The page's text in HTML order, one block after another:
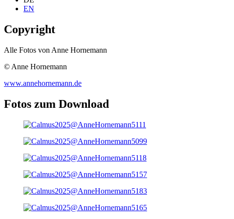
EN
Copyright
Alle Fotos von Anne Hornemann
© Anne Hornemann
www.annehornemann.de
Fotos zum Download